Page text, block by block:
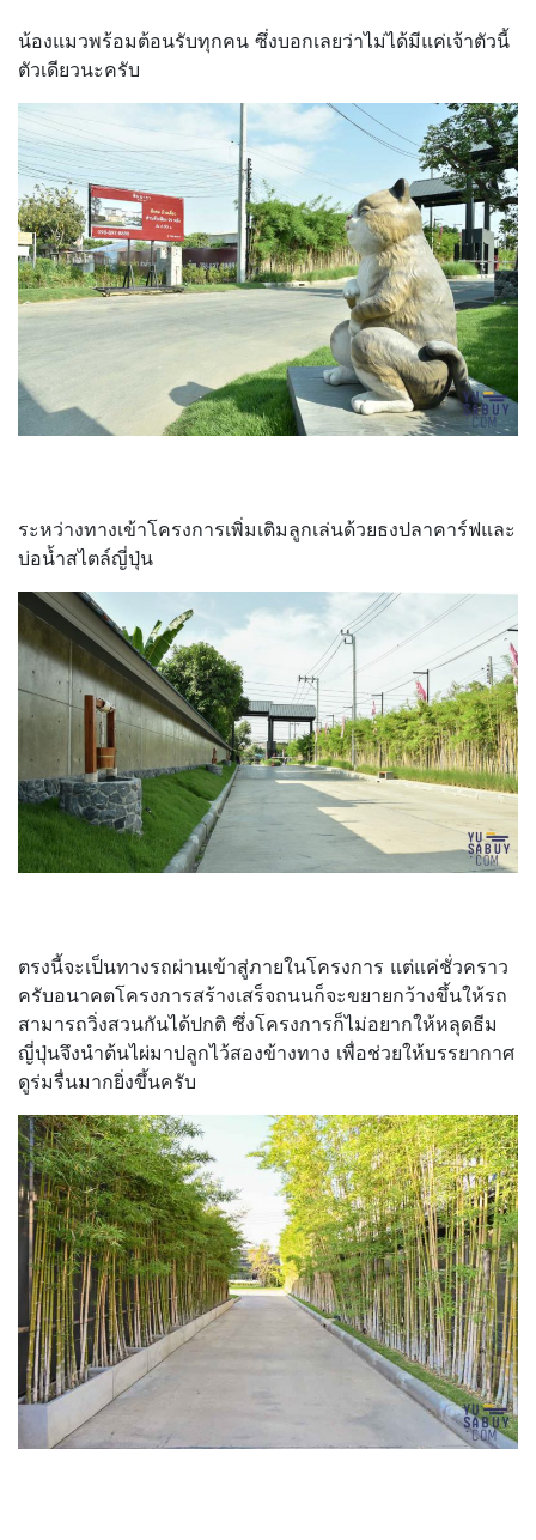
น้องแมวพร้อมต้อนรับทุกคน ซึ่งบอกเลยว่าไม่ได้มีแค่เจ้าตัวนี้
ตัวเดียวนะครับ
ระหว่างทางเข้าโครงการเพิ่มเติมลูกเล่นด้วยธงปลาคาร์ฟและ
บ่อน้ำสไตล์ญี่ปุ่น
ตรงนี้จะเป็นทางรถผ่านเข้าสู่ภายในโครงการ แต่แค่ชั่วคราว
ครับอนาคตโครงการสร้างเสร็จถนนก็จะขยายกว้างขึ้นให้รถ
สามารถวิ่งสวนกันได้ปกติ ซึ่งโครงการก็ไม่อยากให้หลุดธีม
ญี่ปุ่นจึงนำต้นไผ่มาปลูกไว้สองข้างทาง เพื่อช่วยให้บรรยากาศ
ดูร่มรื่นมากยิ่งขึ้นครับ